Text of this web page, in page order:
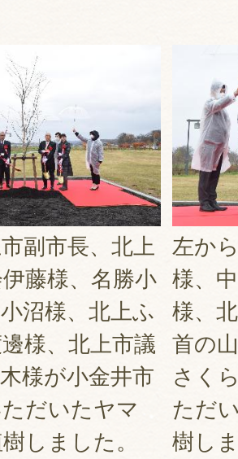
副市長、北上
藤様、名勝小
沼様、北上ふ
様、北上市議
様が小金井市
だいたヤマ
しました。
左か
様、
様、
首の
さく
ただ
樹し